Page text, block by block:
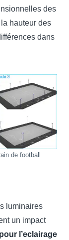
des
hauteur des
dans
de football
luminaires
un impact
l’eclairage